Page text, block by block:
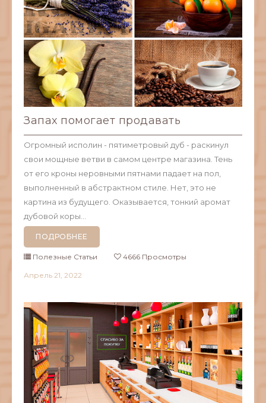
Запах помогает продавать
Огромный исполин - пятиметровый дуб - раскинул
свои мощные ветви в самом центре магазина. Тень
от его кроны неровными пятнами падает на пол,
выполненный в абстрактном стиле. Нет, это не
картина из будущего. Оказывается, тонкий аромат
дубовой коры...
ПОДРОБНЕЕ
Полезные Статьи 4666 Просмотры
Апрель 21, 2022